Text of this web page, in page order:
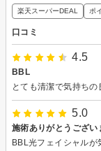
楽天スーパーDEAL ポ
口コミ
4.5
BBL
5.0
施術ありがとうござい